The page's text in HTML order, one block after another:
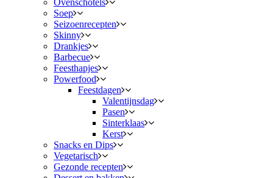
Ovenschotels
Soep
Seizoenrecepten
Skinny
Drankjes
Barbecue
Feesthapjes
Powerfood
Feestdagen
Valentijnsdag
Pasen
Sinterklaas
Kerst
Snacks en Dips
Vegetarisch
Gezonde recepten